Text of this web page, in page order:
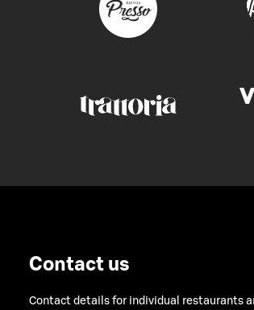
Contact us
Contact details for individual restaurants